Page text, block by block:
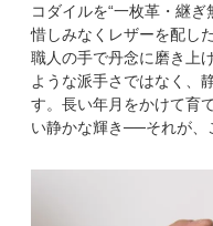
コダイルを“一枚革・継
惜しみなくレザーを配した
職人の手で丹念に磨き上
ような派手さではなく、
す。長い年月をかけて育
い静かな輝き──それが、